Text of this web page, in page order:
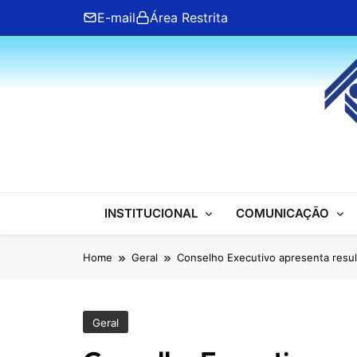
content
E-mail Área Restrita
ANFIP Nacional
INSTITUCIONAL COMUNICAÇÃO
Home Geral Conselho Executivo apresenta
Geral